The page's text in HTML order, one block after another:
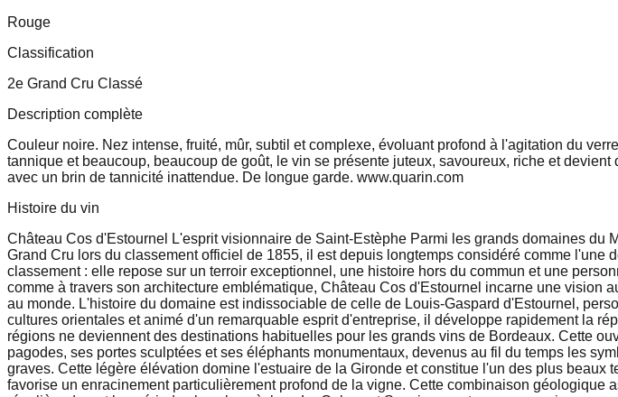
Rouge
Classification
2e Grand Cru Classé
Description complète
Couleur noire. Nez intense, fruité, mûr, subtil et complexe, évoluant profond à l'agitation du
tannique et beaucoup, beaucoup de goût, le vin se présente juteux, savoureux, riche et
avec un brin de tannicité inattendue. De longue garde. www.quarin.com
Histoire du vin
Château Cos d'Estournel L'esprit visionnaire de Saint-Estèphe Parmi les grands domaines
Grand Cru lors du classement officiel de 1855, il est depuis longtemps considéré comme
classement : elle repose sur un terroir exceptionnel, une histoire hors du commun et une
comme à travers son architecture emblématique, Château Cos d'Estournel incarne une
au monde. L'histoire du domaine est indissociable de celle de Louis-Gaspard d'Estournel,
cultures orientales et animé d'un remarquable esprit d'entreprise, il développe rapidement la
régions ne deviennent des destinations habituelles pour les grands vins de Bordeaux. Cette
pagodes, ses portes sculptées et ses éléphants monumentaux, devenus au fil du temps les
graves. Cette légère élévation domine l'estuaire de la Gironde et constitue l'un des plus
favorise un enracinement particulièrement profond de la vigne. Cette combinaison